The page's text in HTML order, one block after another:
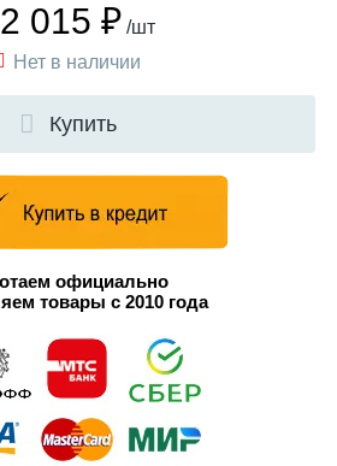
015 ₽ /шт
Нет в наличии
Купить
официально
товары с 2010 года